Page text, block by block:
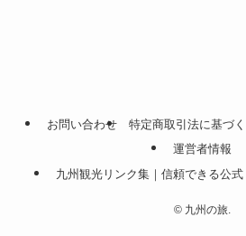
お問い合わせ 特定商取引法に基づ
運営者情報
九州観光リンク集｜信頼できる公
©九州の旅.